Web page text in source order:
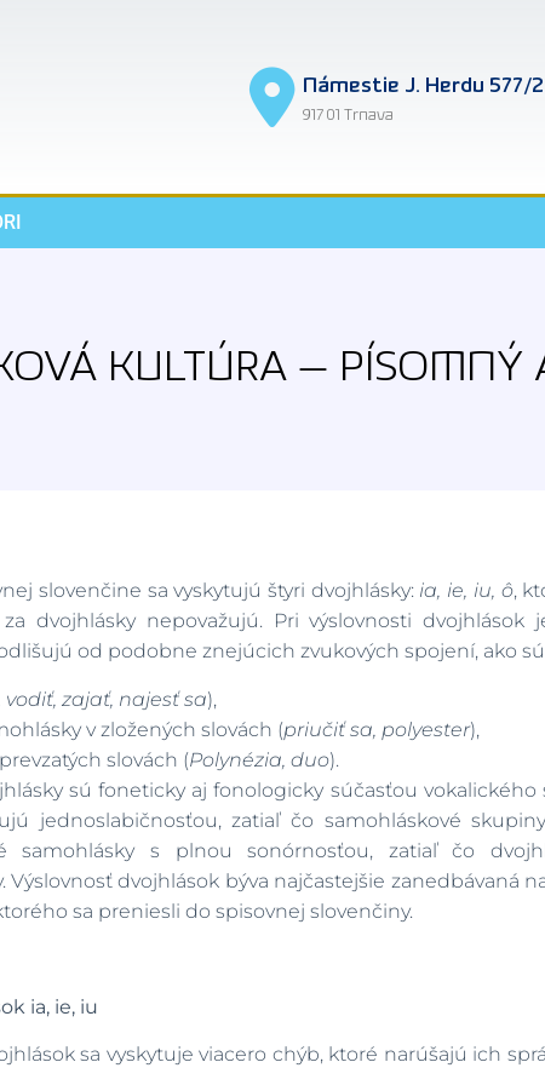
Námestie J. Herdu 577/2
917 01 Trnava
KULTÚRA — PÍSOMNÝ
slovenčine sa vyskytujú štyri dvojhlásky: ia, ie, iu, ô,
dvojhlásky nepovažujú. Pri výslovnosti
od podobne znejúcich zvukových spojení, ako
vodiť, zajať, najesť sa),
v zložených slovách (priučiť sa, polyester),
slovách (Polynézia, duo).
sú foneticky aj fonologicky súčasťou vokalického
jednoslabičnosťou, zatiaľ čo samohláskové
samohlásky s plnou sonórnosťou, zatiaľ čo
Výslovnosť dvojhlások býva najčastejšie zanedbávaná
sa preniesli do spisovnej slovenčiny.
ia, ie, iu
sa vyskytuje viacero chýb, ktoré narúšajú ich